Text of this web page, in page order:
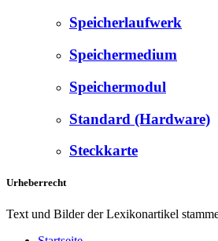
Speicherlaufwerk
Speichermedium
Speichermodul
Standard (Hardware)
Steckkarte
Urheberrecht
Text und Bilder der Lexikonartikel